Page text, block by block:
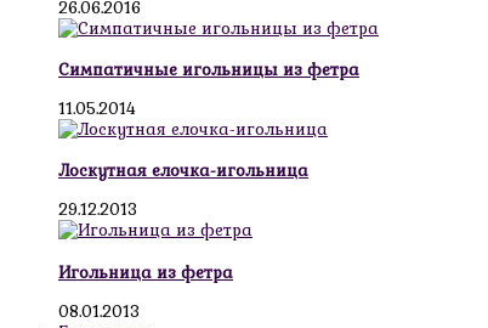
26.06.2016
Симпатичные игольницы из фетра
11.05.2014
Лоскутная елочка-игольница
29.12.2013
Игольница из фетра
08.01.2013